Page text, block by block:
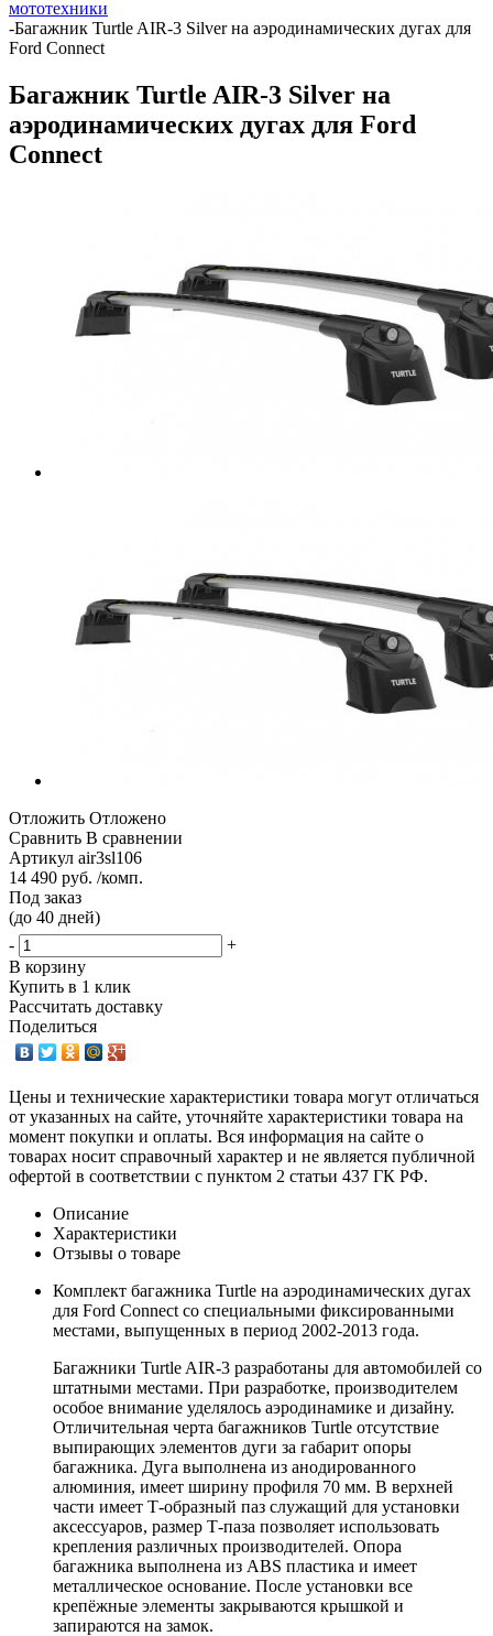
мототехники
-Багажник Turtle AIR-3 Silver на аэродинамических дугах для
Ford Connect
Багажник Turtle AIR-3 Silver на
аэродинамических дугах для Ford
Connect
Отложить Отложено
Сравнить В сравнении
Артикул air3sl106
14 490 руб. /комп.
Под заказ
(до 40 дней)
-
+
В корзину
Купить в 1 клик
Рассчитать доставку
Поделиться
Цены и технические характеристики товара могут отличаться
от указанных на сайте, уточняйте характеристики товара на
момент покупки и оплаты. Вся информация на сайте о
товарах носит справочный характер и не является публичной
офертой в соответствии с пунктом 2 статьи 437 ГК РФ.
Описание
Характеристики
Отзывы о товаре
Комплект багажника Turtle на аэродинамических дугах
для Ford Connect со специальными фиксированными
местами, выпущенных в период 2002-2013 года.
Багажники Turtle AIR-3 разработаны для автомобилей со
штатными местами. При разработке, производителем
особое внимание уделялось аэродинамике и дизайну.
Отличительная черта багажников Turtle отсутствие
выпирающих элементов дуги за габарит опоры
багажника. Дуга выполнена из анодированного
алюминия, имеет ширину профиля 70 мм. В верхней
части имеет Т-образный паз служащий для установки
аксессуаров, размер Т-паза позволяет использовать
крепления различных производителей. Опора
багажника выполнена из ABS пластика и имеет
металлическое основание. После установки все
крепёжные элементы закрываются крышкой и
запираются на замок.